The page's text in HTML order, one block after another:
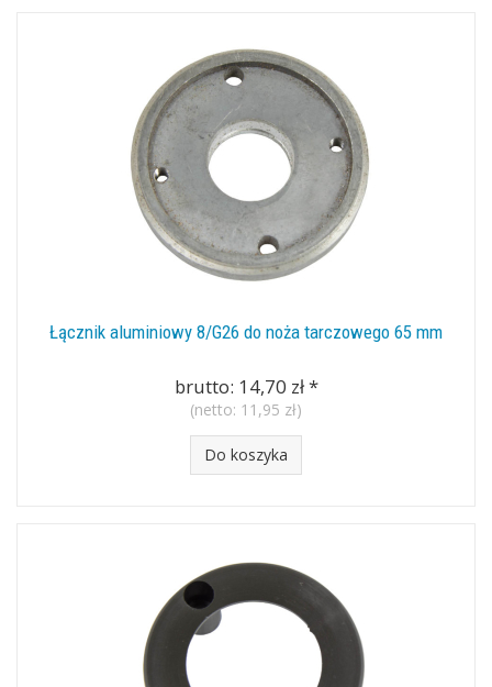
Łącznik aluminiowy 8/G26 do noża tarczowego 65 mm
brutto: 14,70 zł*
(netto: 11,95 zł)
Do koszyka